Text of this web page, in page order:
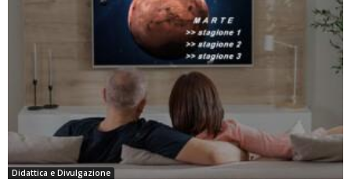
Didattica e Divulgazione